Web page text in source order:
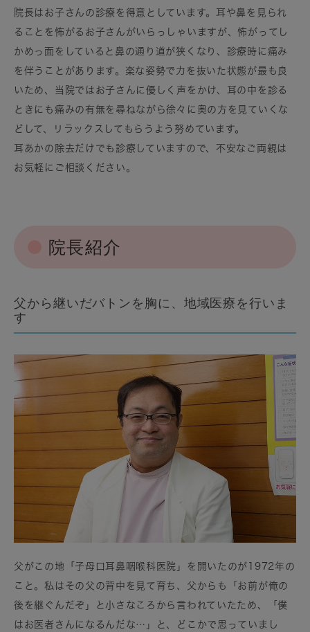
院長はお子さんの診療を得意としています。耳や鼻を見られ
ることを怖がるお子さんがいらっしゃいますが、怖がってし
かめっ面をしていると鼻の通り道が狭くなり、診療時に痛み
を伴うことがあります。楽な姿勢で力を抜いた状態が最も良
いため、当院ではお子さんに優しく声をかけ、耳の中を診る
ときにも痛みの有無を尋ねながら徐々に奥の方を見ていくな
どして、リラックスしてもらうよう努めています。
耳あかの除去だけでも診療していますので、不安なご両親は
お気軽にご相談ください。
院長紹介
父から継いだバトンを胸に、地域医療を行いま
す
父がこの地「子母口耳鼻咽喉科医院」を開いたのが1972年の
こと。私はその父の背中を見て育ち、父からも「お前が俺の
後を継ぐんだぞ」と小さなころから言われていたため、「僕
はお医者さんになるんだな…」と、どこかで思っていまし